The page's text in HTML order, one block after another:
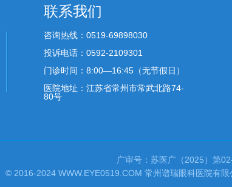
联系我们
咨询热线：0519-69898030
投诉电话：0592-2109301
门诊时间：8:00—16:45（无节假日）
医院地址：江苏省常州市常武北路74-
80号
广审号：苏医广（2025）第
© 2016-2024 WWW.EYE0519.COM 常州谱瑞眼科医院有限